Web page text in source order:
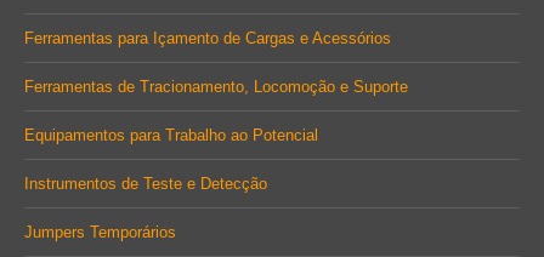
Ferramentas para Içamento de Cargas e Acessórios
Ferramentas de Tracionamento, Locomoção e Suporte
Equipamentos para Trabalho ao Potencial
Instrumentos de Teste e Detecção
Jumpers Temporários